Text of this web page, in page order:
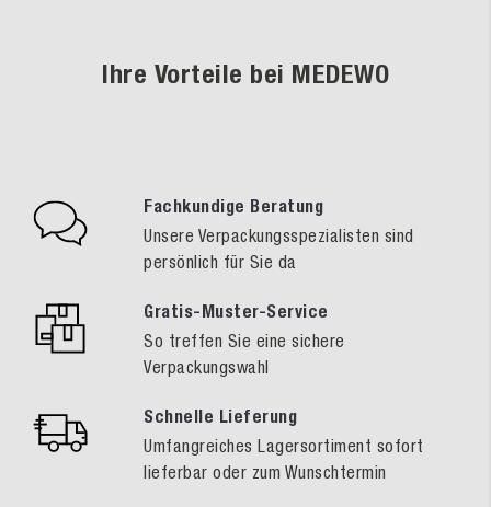
Ihre Vorteile bei MEDEWO
Fachkundige Beratung
Unsere Verpackungsspezialisten sind
persönlich für Sie da
Gratis-Muster-Service
So treffen Sie eine sichere
Verpackungswahl
Schnelle Lieferung
Umfangreiches Lagersortiment sofort
lieferbar oder zum Wunschtermin